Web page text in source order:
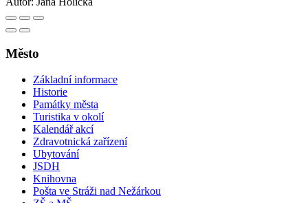
Město
Základní informace
Historie
Památky města
Turistika v okolí
Kalendář akcí
Zdravotnická zařízení
Ubytování
JSDH
Knihovna
Pošta ve Stráži nad Nežárkou